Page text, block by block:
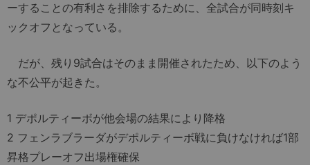
ーすることの有利さを排除するために、全試合が同時刻キ
ックオフとなっている。
だが、残り9試合はそのまま開催されたため、以下のよう
な不公平が起きた。
1 デポルティーボが他会場の結果により降格
2 フェンラブラーダがデポルティーボ戦に負けなければ1部
昇格プレーオフ出場権確保